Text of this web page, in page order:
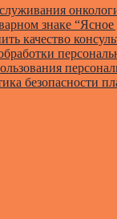
знаке “Ясное
качество
безопасности